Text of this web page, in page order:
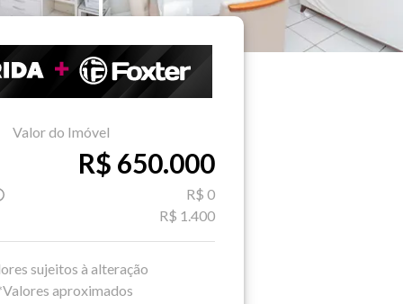
Valor do Imóvel
R$ 650.000
R$ 0
R$ 1.400
sujeitos à alteração
aproximados